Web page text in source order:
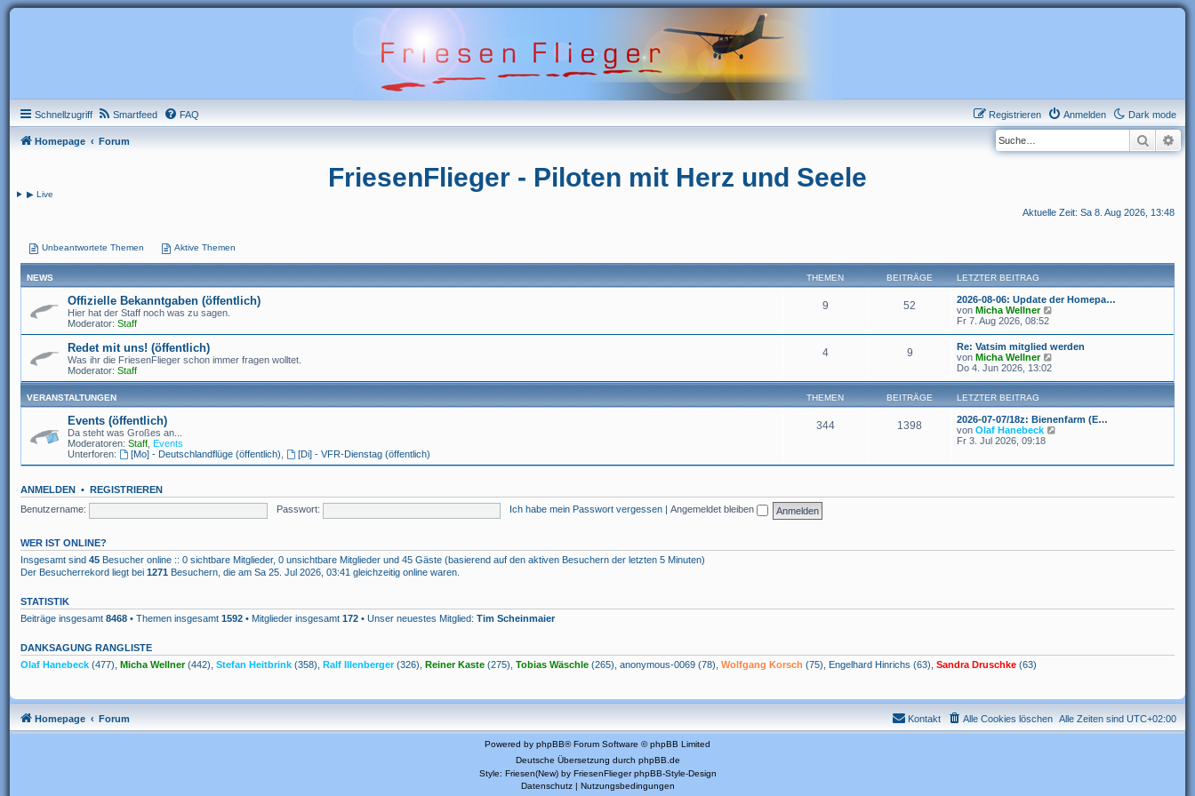
Schnellzugriff Dark mode
Smartfeed FAQ Anmelden
Registrieren
Homepage Forum Suche
FriesenFlieger - Piloten mit Herz und Seele
▶ Live
Aktuelle Zeit: Sa 8. Aug 2026, 13:48
Unbeantwortete Themen Aktive Themen
NEWS THEMEN BEITRÄGE LETZTER BEITRAG
Offizielle Bekanntgaben (öffentlich)
Hier hat der Staff noch was zu sagen.
Moderator: Staff
9 52
2026-08-06: Update der Homepa…
von Micha Wellner
s
r
e
i
t
r
Fr 7. Aug 2026, 08:52
Redet mit uns! (öffentlich)
Was ihr die FriesenFlieger schon immer fragen wolltet.
Moderator: Staff
4 9
Re: Vatsim mitglied werden
von Micha Wellner
e
s
t
e
r
i
a
Do 4. Jun 2026, 13:02
VERANSTALTUNGEN THEMEN BEITRÄGE LETZTER BEITRAG
Events (öffentlich)
Da steht was Großes an...
Moderatoren: Staff Events
Unterforen:
[Mo] - Deutschlandflüge (öffentlich) [Di] - VFR-Dienstag (öffentlich)
344 1398
2026-07-07/18z: Bienenfarm (E…
von Olaf Hanebeck
Fr 3. Jul 2026, 09:18
ANMELDEN • REGISTRIEREN
Benutzername:
Passwort: Ich habe mein Passwort vergessen Angemeldet bleiben
WER IST ONLINE?
Insgesamt sind 45 Besucher online :: 0 sichtbare Mitglieder, 0 unsichtbare Mitglieder und 45 Gäste (basierend auf den aktiven Besuchern der letzten 5 Minuten)
Der Besucherrekord liegt bei 1271 Besuchern, die am Sa 25. Jul 2026, 03:41 gleichzeitig online waren.
STATISTIK
Beiträge insgesamt 8468 • Themen insgesamt 1592 • Mitglieder insgesamt 172 • Unser neuestes Mitglied: Tim Scheinmaier
DANKSAGUNG RANGLISTE
Olaf Hanebeck (477), Micha Wellner(442), Stefan Heitbrink (358), Ralf Illenberger(326), Reiner Kaste (275), Tobias Wäschle (265), anonymous-0069 (78), Wolfgang Korsch (75), Engelhard Hinrichs (63), Sandra Druschke (63)
Homepage Forum Alle Zeiten sind UTC+02:00
Alle Cookies löschen
Kontakt
Powered by phpBB® Forum Software © phpBB Limited
Deutsche Übersetzung durch phpBB.de
Style: Friesen(New) by FriesenFliegerphpBB-Style-Design
Datenschutz| Nutzungsbedingungen